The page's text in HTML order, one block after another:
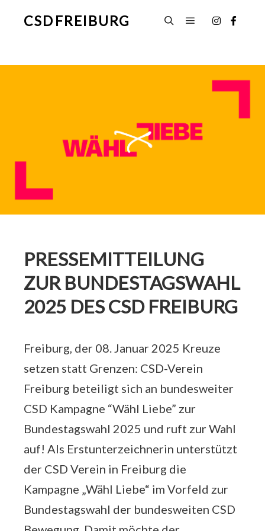
CSD FREIBURG
PRESSEMITTEILUNG
ZUR BUNDESTAGSWAHL
2025 DES CSD FREIBURG
Freiburg, der 08. Januar 2025 Kreuze
setzen statt Grenzen: CSD-Verein
Freiburg beteiligt sich an bundesweiter
CSD Kampagne “Wähl Liebe” zur
Bundestagswahl 2025 und ruft zur Wahl
auf! Als Erstunterzeichnerin unterstützt
der CSD Verein in Freiburg die
Kampagne „Wähl Liebe“ im Vorfeld zur
Bundestagswahl der bundesweiten CSD